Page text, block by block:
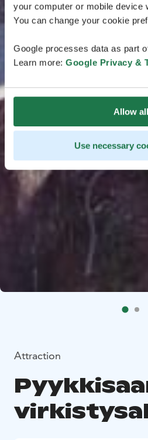
your computer or mobile device
You can change your cookie
Google processes data as part
Learn more: Google Privacy &
Allow all
Use necessary
Attraction